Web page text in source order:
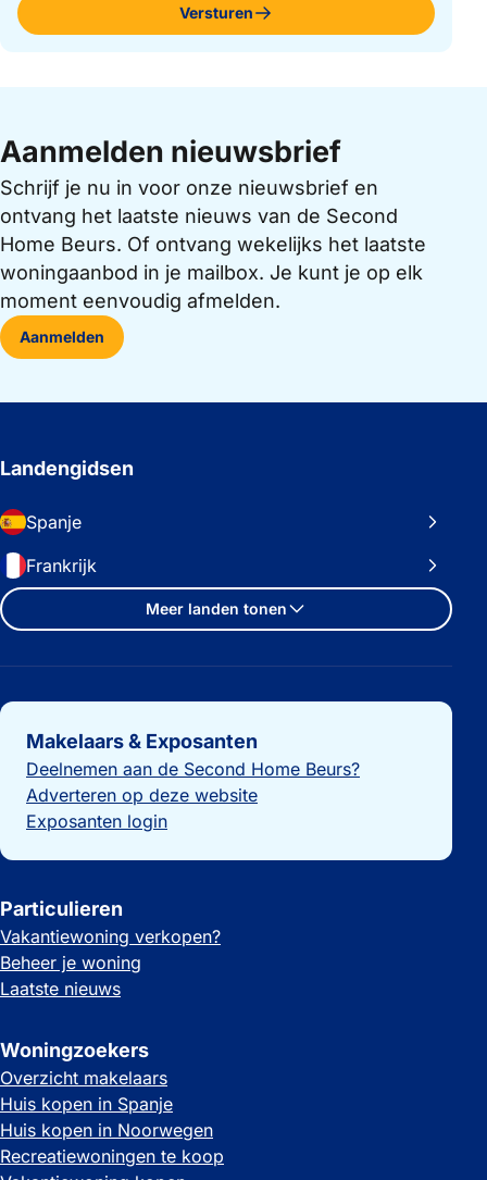
Versturen
Aanmelden nieuwsbrief
Schrijf je nu in voor onze nieuwsbrief en
ontvang het laatste nieuws van de Second
Home Beurs. Of ontvang wekelijks het laatste
woningaanbod in je mailbox. Je kunt je op elk
moment eenvoudig afmelden.
Aanmelden
Landengidsen
Spanje
Frankrijk
Meer landen tonen
Belangrijke links
Makelaars & Exposanten
Deelnemen aan de Second Home Beurs?
Adverteren op deze website
Exposanten login
Particulieren
Vakantiewoning verkopen?
Beheer je woning
Laatste nieuws
Woningzoekers
Overzicht makelaars
Huis kopen in Spanje
Huis kopen in Noorwegen
Recreatiewoningen te koop